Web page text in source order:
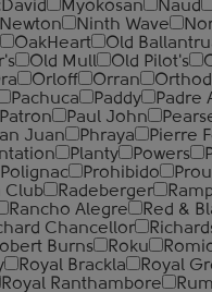
Myokosan Naud
Newton Ninth Wave
OakHeart Old
Old Mull Old Pilot's
Orloff Orran
Pachuca Paddy Padre
Patron Paul John
Juan
Phraya Pierre
Planty Powers
Prohibido
Club
Radeberger
Rancho Alegre Red &
Chancellor
Burns Roku
Royal Brackla Royal
Royal Ranthambore